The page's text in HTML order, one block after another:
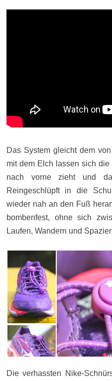
Das System gleicht dem
mit dem Elch lassen sich
nach vorne zieht und
Reingeschlüpft in die
wieder nah an den Fuß
bombenfest, ohne sich
Laufen, Wandern und
Die verhassten Nike-